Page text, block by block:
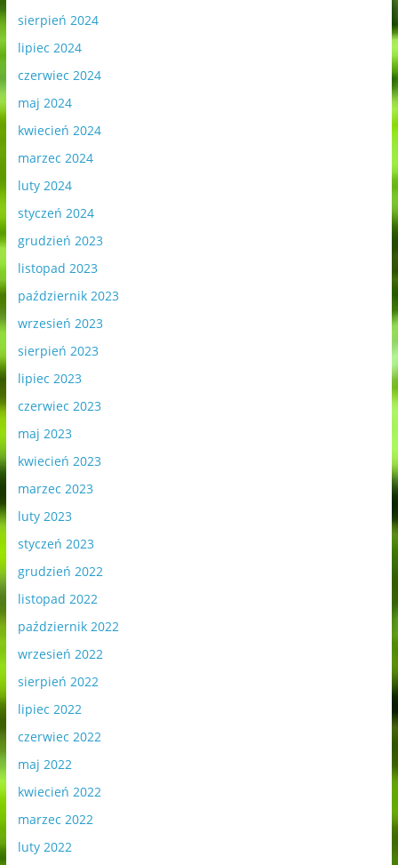
sierpień 2024
lipiec 2024
czerwiec 2024
maj 2024
kwiecień 2024
marzec 2024
luty 2024
styczeń 2024
grudzień 2023
listopad 2023
październik 2023
wrzesień 2023
sierpień 2023
lipiec 2023
czerwiec 2023
maj 2023
kwiecień 2023
marzec 2023
luty 2023
styczeń 2023
grudzień 2022
listopad 2022
październik 2022
wrzesień 2022
sierpień 2022
lipiec 2022
czerwiec 2022
maj 2022
kwiecień 2022
marzec 2022
luty 2022